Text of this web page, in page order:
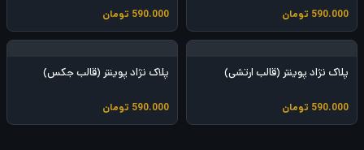
590.000 تومان 590.000 تومان
پلاک نژاد پوینتر (قالب ارتشی)
590.000 تومان
پلاک نژاد پوینتر (قالب جکس)
590.000 تومان